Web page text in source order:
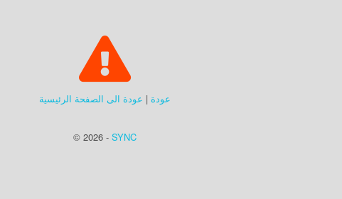
عودة | عودة الى الصفحة الرئيسية
© 2026 - SYNC